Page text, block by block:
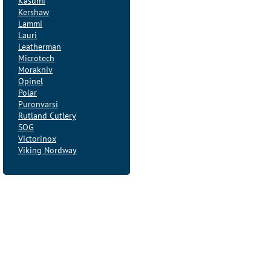
Kershaw
Lammi
Lauri
Leatherman
Microtech
Morakniv
Opinel
Polar
Puronvarsi
Rutland Cutlery
SOG
Victorinox
Viking Nordway